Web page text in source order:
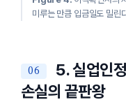
미루는 만큼 입금일도 밀린
5. 실업인
손실의 끝판왕